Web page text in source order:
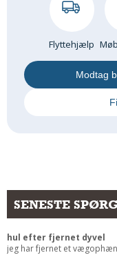
Om Materialer
Tips Og Tricks
Kemi
Andet
Om Værktøj
RENGØRING
Flyttehjælp
Modtag
SENESTE
hul efter fjernet dyvel
jeg har fjernet et